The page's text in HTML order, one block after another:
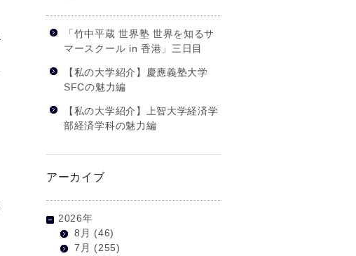
「竹中平蔵 世界塾 世界を知るサ
マースクール in 香港」三日目
【私の大学紹介】慶應義塾大学
SFCの魅力編
【私の大学紹介】上智大学経済学
部経済学科の魅力編
アーカイブ
2026年
8月 (46)
7月 (255)